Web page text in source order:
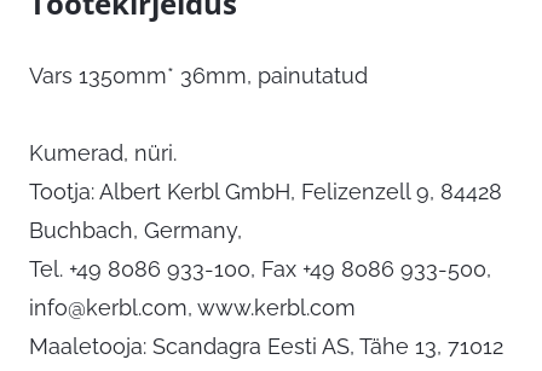
Vars 1350mm* 36mm, painutatud
Kumerad, nüri.
Tootja: Albert Kerbl GmbH, Felizenzell 9, 84428
Buchbach, Germany,
Tel. +49 8086 933-100, Fax +49 8086 933-500,
info@kerbl.com, www.kerbl.com
Maaletooja: Scandagra Eesti AS, Tähe 13, 71012